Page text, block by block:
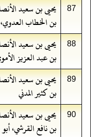
87 يحيى بن سعيد
بن الخطاب
88 يحيى بن سعيد
بن عبد العزيز
89 يحيى بن سعيد
بن كثير المدني
90 يحيى بن سعيد
بن نافع القرشي،